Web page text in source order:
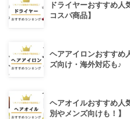
ドライヤーおすすめ人
コスパ商品】
ヘアアイロンおすすめ
ズ向け・海外対応も♪
ヘアオイルおすすめ人
別やメンズ向けも！】